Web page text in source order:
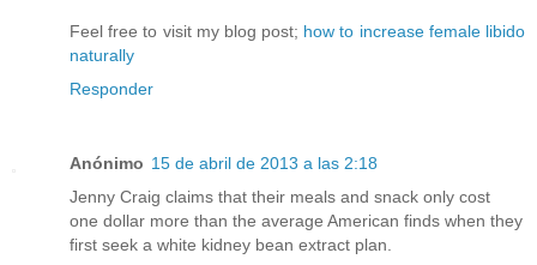
Feel free to visit my blog post; how to increase female libido
naturally
Responder
Anónimo 15 de abril de 2013 a las 2:18
Jenny Craig claims that their meals and snack only cost
one dollar more than the average American finds when they
first seek a white kidney bean extract plan.